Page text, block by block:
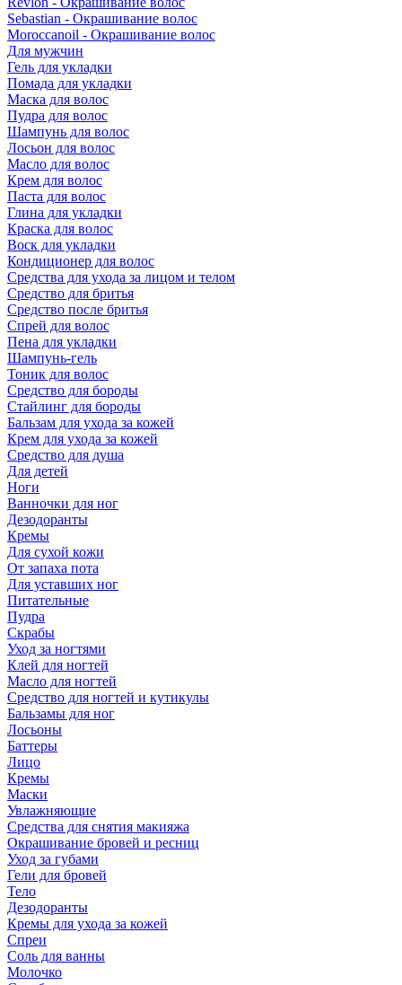
Sebastian - Окрашивание волос
Moroccanoil - Окрашивание волос
Для мужчин
Гель для укладки
Помада для укладки
Маска для волос
Пудра для волос
Шампунь для волос
Лосьон для волос
Масло для волос
Крем для волос
Паста для волос
Глина для укладки
Краска для волос
Воск для укладки
Кондиционер для волос
Средства для ухода за лицом и телом
Средство для бритья
Средство после бритья
Спрей для волос
Пена для укладки
Шампунь-гель
Тоник для волос
Средство для бороды
Стайлинг для бороды
Бальзам для ухода за кожей
Крем для ухода за кожей
Средство для душа
Для детей
Ноги
Ванночки для ног
Дезодоранты
Кремы
Для сухой кожи
От запаха пота
Для уставших ног
Питательные
Пудра
Скрабы
Уход за ногтями
Клей для ногтей
Масло для ногтей
Средство для ногтей и кутикулы
Бальзамы для ног
Лосьоны
Баттеры
Лицо
Кремы
Маски
Увлажняющие
Средства для снятия макияжа
Окрашивание бровей и ресниц
Уход за губами
Гели для бровей
Тело
Дезодоранты
Кремы для ухода за кожей
Спреи
Соль для ванны
Молочко